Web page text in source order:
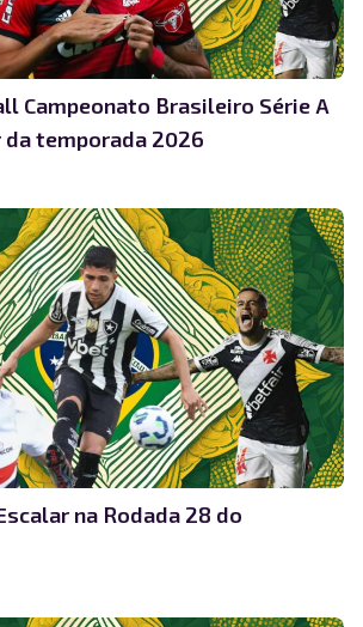
Campeonato Brasileiro Série A
da temporada 2026
na Rodada 28 do